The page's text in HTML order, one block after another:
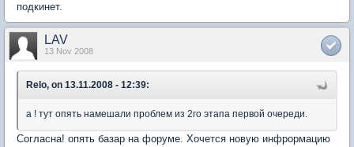
подкинет.
LAV
13 Nov 2008
Relo, on 13.11.2008 - 12:39:
а ! тут опять намешали проблем из 2го этапа первой очереди.
Согласна! опять базар на форуме. Хочется новую инфрормацию